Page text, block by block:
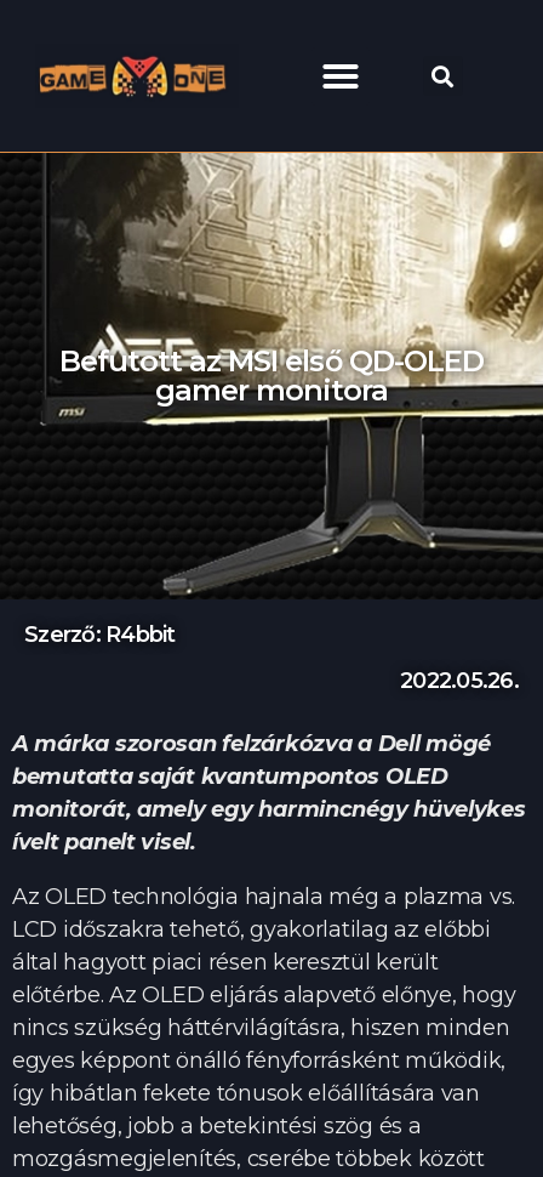
Befutott az MSI első QD-OLED
gamer monitora
Szerző: R4bbit
2022.05.26.
A márka szorosan felzárkózva a Dell mögé
bemutatta saját kvantumpontos OLED
monitorát, amely egy harmincnégy hüvelykes
ívelt panelt visel.
Az OLED technológia hajnala még a plazma vs.
LCD időszakra tehető, gyakorlatilag az előbbi
által hagyott piaci résen keresztül került
előtérbe. Az OLED eljárás alapvető előnye, hogy
nincs szükség háttérvilágításra, hiszen minden
egyes képpont önálló fényforrásként működik,
így hibátlan fekete tónusok előállítására van
lehetőség, jobb a betekintési szög és a
mozgásmegjelenítés, cserébe többek között